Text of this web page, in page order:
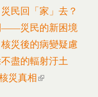
民回「家」去？
——災民的新困境
災後的病變疑慮
盡的輻射汙土
災真相(link is